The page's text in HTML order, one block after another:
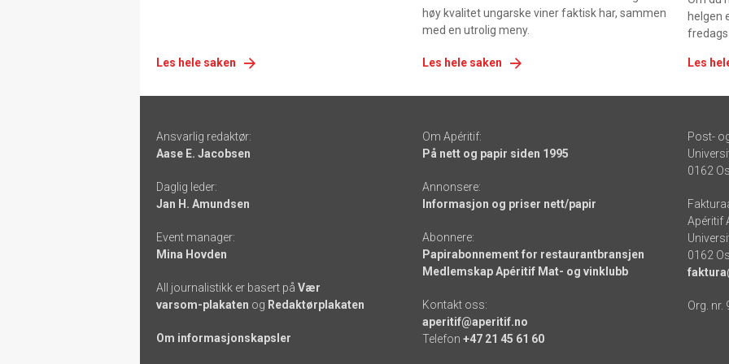
Les hele saken
høy kvalitet ungarske viner faktisk har, sammen
med en utrolig meny.
Les hele saken
helgen
Les
-
links
Ansvarlig redaktør:
Aase E. Jacobsen
Daglig leder:
Jan H. Amundsen
Event manager:
Mina Hovden
All journalistikk er basert på Vær
varsom-plakaten og Redaktørplakaten
Om informasjonskapsler
Om Apéritif:
På nett og papir siden 1995
Annonsere:
Informasjon og priser nett/papir
Abonnere:
Papirabonnement for restaurantbransjen
Medlemskap Apéritif Mat- og vinklubb
Kontakt oss:
aperitif@aperitif.no
Telefon +47 21 45 61 60
Post-
0162
Apéritif
0162
Org. nr.